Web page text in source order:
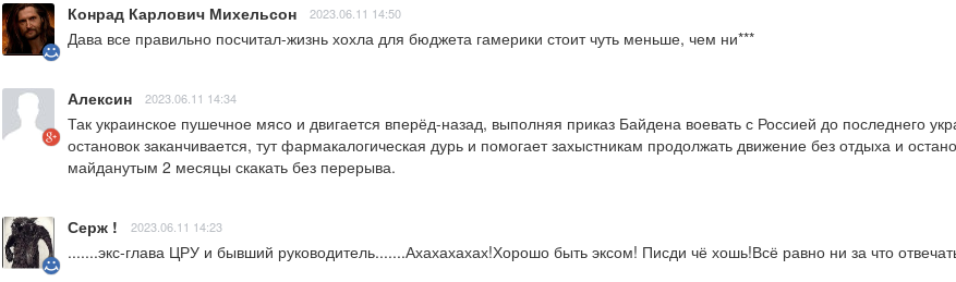
Конрад Карлович Михельсон 2023.06.11 14:50
Дава все правильно посчитал-жизнь хохла для бюджета гамерики стоит чуть меньше, чем ни***
Алексин 2023.06.11 14:34
Так украинское пушечное мясо и двигается вперёд-назад, выполняя приказ Байдена воевать с Россией до последнего
остановок заканчивается, тут фармакалогическая дурь и помогает захыстникам продолжать движение без отдыха и
майданутым 2 месяцы скакать без перерыва.
Серж ! 2023.06.11 14:23
.......экс-глава ЦРУ и бывший руководитель.......Ахахахахах!Хорошо быть эксом! Писди чё хошь!Всё равно ни за что